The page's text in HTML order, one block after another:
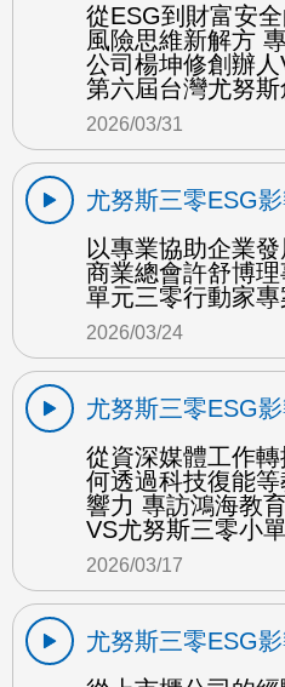
從ESG到財富安
風險思維新解方
公司楊坤修創辦
第六屆台灣尤努
2026/03/31
尤努斯三零ESG
以專業協助企業
商業總會許舒博
單元三零行動家
2026/03/24
尤努斯三零ESG
從資深媒體工作
何透過科技復能
響力 專訪鴻海教
VS尤努斯三零小
2026/03/17
尤努斯三零ESG